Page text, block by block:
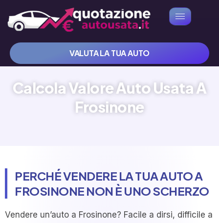
VALUTA LA TUA AUTO
Calcola Valore Auto Usata A
Frosinone
PERCHÉ VENDERE LA TUA AUTO A
FROSINONE NON È UNO SCHERZO
Vendere un’auto a Frosinone? Facile a dirsi, difficile a